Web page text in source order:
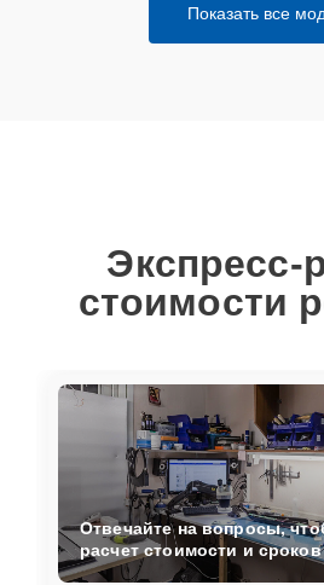
Показать все
Экспресс-
стоимости
Отвечайте на вопросы,
расчет стоимости и сроков